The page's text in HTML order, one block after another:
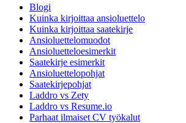
Blogi
Kuinka kirjoittaa ansioluettelo
Kuinka kirjoittaa saatekirje
Ansioluettelomuodot
Ansioluetteloesimerkit
Saatekirje esimerkit
Ansioluettelopohjat
Saatekirjepohjat
Laddro vs Zety
Laddro vs Resume.io
Parhaat ilmaiset CV työkalut